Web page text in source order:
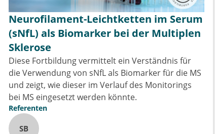
Neurofilament-Leichtketten im Serum
(sNfL) als Biomarker bei der Multiplen
Sklerose
Diese Fortbildung vermittelt ein Verständnis für
die Verwendung von sNfL als Biomarker für die MS
und zeigt, wie dieser im Verlauf des Monitorings
bei MS eingesetzt werden könnte.
Referenten
SB